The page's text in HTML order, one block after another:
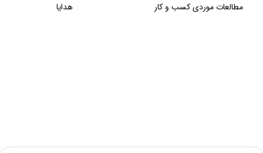
مطالعات موردی کسب و کار هدایا